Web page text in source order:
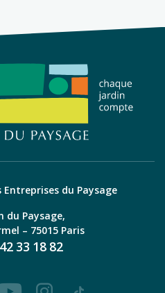
du Paysage
du Paysage,
– 75015 Paris
42 33 18 82
Instagram
Tiktok